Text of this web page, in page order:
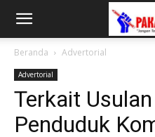
Beranda Advertorial
Advertorial
Terkait
Penduduk